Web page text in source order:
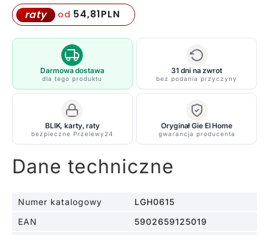
biała
lampa
stołowa
raty od 54,81PLN
Darmowa dostawa
dla tego produktu
31 dni na zwrot
bez podania przyczyny
BLIK, karty, raty
bezpieczne Przelewy24
Oryginał Gie El Home
gwarancja producenta
Dane techniczne
Numer katalogowy
LGH0615
EAN
5902659125019